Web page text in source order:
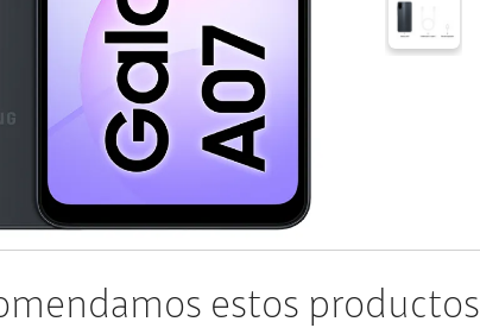
estos productos